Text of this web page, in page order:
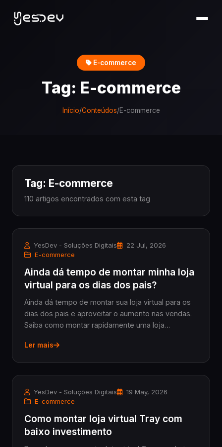
E-commerce
Tag: E-commerce
Início/Conteúdos/E-commerce
Tag: E-commerce
110 artigos encontrados com esta tag
YesDev - Soluções Digitais
22 Jul, 2026
E-commerce
Ainda dá tempo de montar minha loja
virtual para os dias dos pais?
Ainda dá tempo de montar sua loja virtual para os
dias dos pais e aproveitar o aumento nas vendas.
Saiba como montar rapidamente uma loja
destaque na data.
Ler mais
YesDev - Soluções Digitais
19 May, 2026
E-commerce
Como montar loja virtual Tray com
baixo investimento